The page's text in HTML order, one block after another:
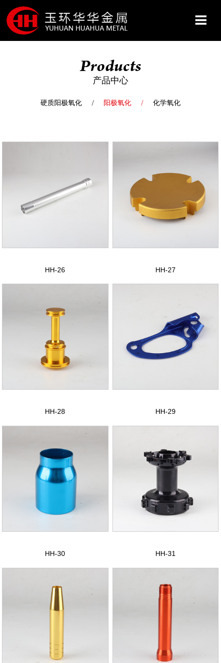
网站首页
关于我们
新闻资讯
ENGLISH
Products
产品中心
硬质阳极氧化 阳极氧化 化学氧化
HH-26 HH-27
HH-28 HH-29
HH-30 HH-31